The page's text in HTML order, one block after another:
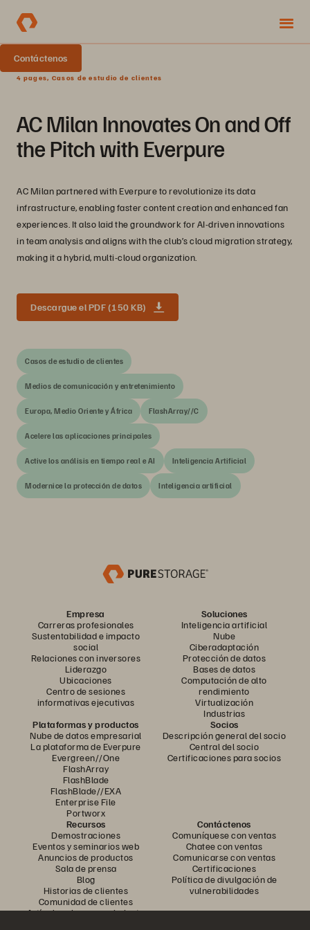
Contáctenos
4 pages, Casos de estudio de clientes
AC Milan Innovates On and Off
the Pitch with Everpure
AC Milan partnered with Everpure to revolutionize its data
infrastructure, enabling faster content creation and enhanced fan
experiences. It also laid the groundwork for AI-driven innovations
in team analysis and aligns with the club’s cloud migration strategy,
making it a hybrid, multi-cloud organization.
Descargue el PDF (150 KB)
Casos de estudio de clientes
Medios de comunicación y entretenimiento
Europa, Medio Oriente y África FlashArray//C
Acelere las aplicaciones principales
Active los análisis en tiempo real e AI Inteligencia Artificial
Modernice la protección de datos Inteligencia artificial
Empresa
Carreras profesionales
Sustentabilidad e impacto
social
Relaciones con inversores
Liderazgo
Ubicaciones
Centro de sesiones
informativas ejecutivas
Soluciones
Inteligencia artificial
Nube
Ciberadaptación
Protección de datos
Bases de datos
Computación de alto
rendimiento
Virtualización
Industrias
Plataformas y productos
Nube de datos empresarial
La plataforma de Everpure
Evergreen//One
FlashArray
FlashBlade
FlashBlade//EXA
Enterprise File
Portworx
Socios
Descripción general del socio
Central del socio
Certificaciones para socios
Recursos
Demostraciones
Eventos y seminarios web
Anuncios de productos
Sala de prensa
Blog
Historias de clientes
Comunidad de clientes
Artículo sobre conocimiento
Contáctenos
Comuníquese con ventas
Chatee con ventas
Comunicarse con ventas
Certificaciones
Política de divulgación de
vulnerabilidades